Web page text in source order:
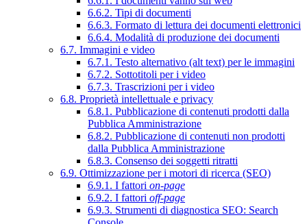
6.6.2. Tipi di documenti
6.6.3. Formato di lettura dei documenti elettronici
6.6.4. Modalità di produzione dei documenti
6.7. Immagini e video
6.7.1. Testo alternativo (alt text) per le immagini
6.7.2. Sottotitoli per i video
6.7.3. Trascrizioni per i video
6.8. Proprietà intellettuale e privacy
6.8.1. Pubblicazione di contenuti prodotti dalla
Pubblica Amministrazione
6.8.2. Pubblicazione di contenuti non prodotti
dalla Pubblica Amministrazione
6.8.3. Consenso dei soggetti ritratti
6.9. Ottimizzazione per i motori di ricerca (SEO)
6.9.1. I fattori on-page
6.9.2. I fattori off-page
6.9.3. Strumenti di diagnostica SEO: Search